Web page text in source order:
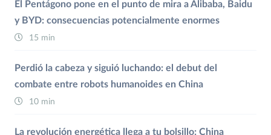
El Pentágono pone en el punto de mira a Alibaba, Baidu
y BYD: consecuencias potencialmente enormes
15 min
Perdió la cabeza y siguió luchando: el debut del
combate entre robots humanoides en China
10 min
La revolución energética llega a tu bolsillo: China